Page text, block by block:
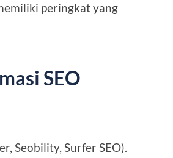
peringkat yang
SEO
Seobility, Surfer SEO).